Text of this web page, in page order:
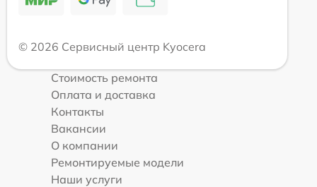
© 2026 Сервисный центр Kyocera
Стоимость ремонта
Оплата и доставка
Контакты
Вакансии
О компании
Ремонтируемые модели
Наши услуги